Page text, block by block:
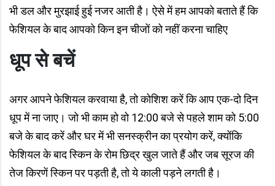
भी डल और मुरझाई हुई नजर आती है। ऐसे में हम आपको बताते हैं कि
फेशियल के बाद आपको किन इन चीजों को नहीं करना चाहिए
धूप से बचें
अगर आपने फेशियल करवाया है, तो कोशिश करें कि आप एक-दो दिन
धूप में ना जाए। जो भी काम हो वो 12:00 बजे से पहले शाम को 5:00
बजे के बाद करें और घर में भी सनस्क्रीन का प्रयोग करें, क्योंकि
फेशियल के बाद स्किन के रोम छिद्र खुल जाते हैं और जब सूरज की
तेज किरणें स्किन पर पड़ती है, तो ये काली पड़ने लगती है।